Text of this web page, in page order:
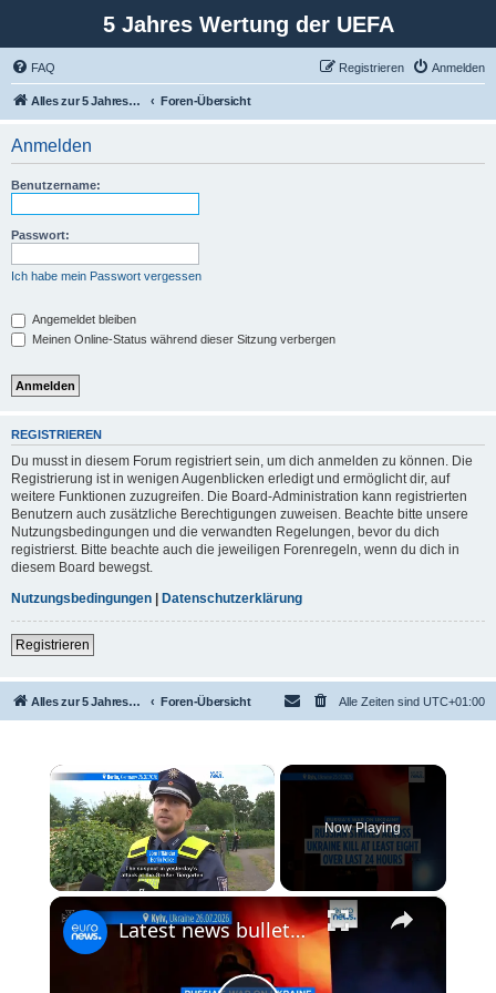
5 Jahres Wertung der UEFA
FAQ Anmelden
Registrieren
Alles zur 5 Jahreswertung / Tabelle der UEFA mit vielen Statistiken. Foren-Übersicht
Anmelden
Benutzername:
Passwort:
Ich habe mein Passwort vergessen
Angemeldet bleiben
Meinen Online-Status während dieser Sitzung verbergen
REGISTRIEREN
Du musst in diesem Forum registriert sein, um dich anmelden zu können. Die
Registrierung ist in wenigen Augenblicken erledigt und ermöglicht dir, auf
weitere Funktionen zuzugreifen. Die Board-Administration kann registrierten
Benutzern auch zusätzliche Berechtigungen zuweisen. Beachte bitte unsere
Nutzungsbedingungen und die verwandten Regelungen, bevor du dich
registrierst. Bitte beachte auch die jeweiligen Forenregeln, wenn du dich in
diesem Board bewegst.
Nutzungsbedingungen | Datenschutzerklärung
Registrieren
Alles zur 5 Jahreswertung / Tabelle der UEFA mit vielen Statistiken. Foren-Übersicht Alle Zeiten sind UTC+01:00
×
Now Playing
×
Latest news bulletin | July 27th, 2026 – Morning